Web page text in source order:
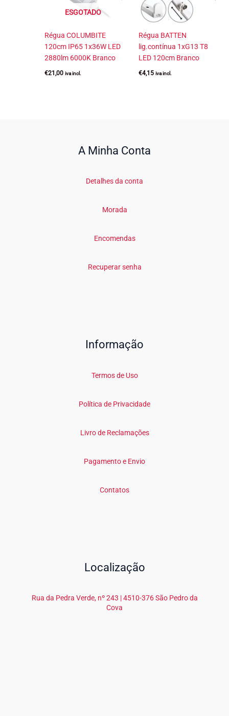
ESGOTADO
Régua COLUMBITE
120cm IP65 1x36W LED
2880lm 6000K Branco
€21,00 iva incl.
Régua BATTEN
lig.contínua 1xG13 T8
LED 120cm Branco
€4,15 iva incl.
A Minha Conta
Detalhes da conta
Morada
Encomendas
Recuperar senha
Informação
Termos de Uso
Política de Privacidade
Livro de Reclamações
Pagamento e Envio
Contatos
Localização
Rua da Pedra Verde, nº 243 | 4510-376 São Pedro da
Cova